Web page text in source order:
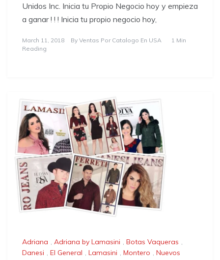
Unidos Inc. Inicia tu Propio Negocio hoy y empieza
a ganar ! ! ! Inicia tu propio negocio hoy,
March 11, 2018 By Ventas Por Catalogo En USA
1 Min
Reading
Adriana , Adriana by Lamasini , Botas Vaqueras ,
Danesi , El General , Lamasini , Montero , Nuevos